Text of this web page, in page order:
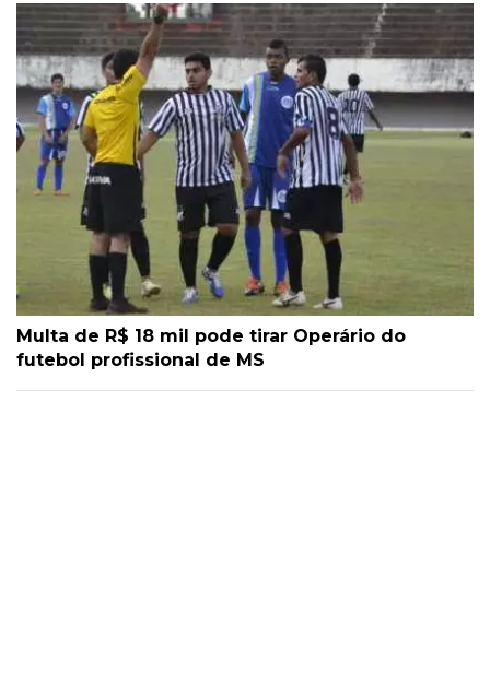
Multa de R$ 18 mil pode tirar Operário do
futebol profissional de MS